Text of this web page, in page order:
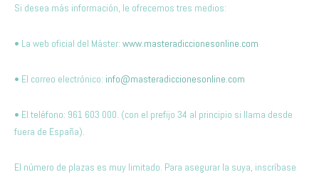
Si desea más información, le ofrecemos tres medios:
• La web oficial del Máster: www.masteradiccionesonline.com
• El correo electrónico: info@masteradiccionesonline.com
• El teléfono: 961 603 000. (con el prefijo 34 al principio si llama desde
fuera de España).
El número de plazas es muy limitado. Para asegurar la suya, inscríbase